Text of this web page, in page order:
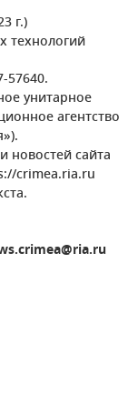
г.)
технологий
57640.
унитарное
агентство
новостей сайта
crimea.ria.ru